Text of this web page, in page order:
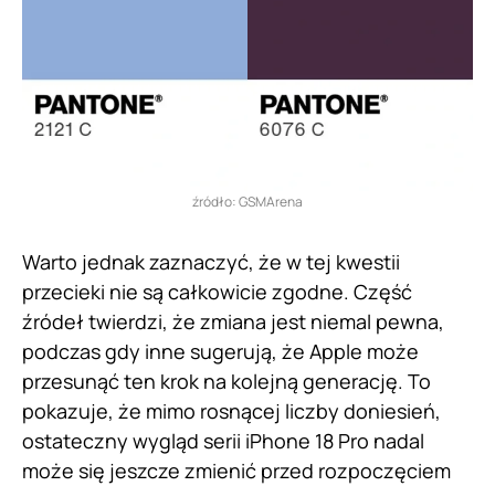
źródło: GSMArena
Warto jednak zaznaczyć, że w tej kwestii
przecieki nie są całkowicie zgodne. Część
źródeł twierdzi, że zmiana jest niemal pewna,
podczas gdy inne sugerują, że Apple może
przesunąć ten krok na kolejną generację. To
pokazuje, że mimo rosnącej liczby doniesień,
ostateczny wygląd serii iPhone 18 Pro nadal
może się jeszcze zmienić przed rozpoczęciem